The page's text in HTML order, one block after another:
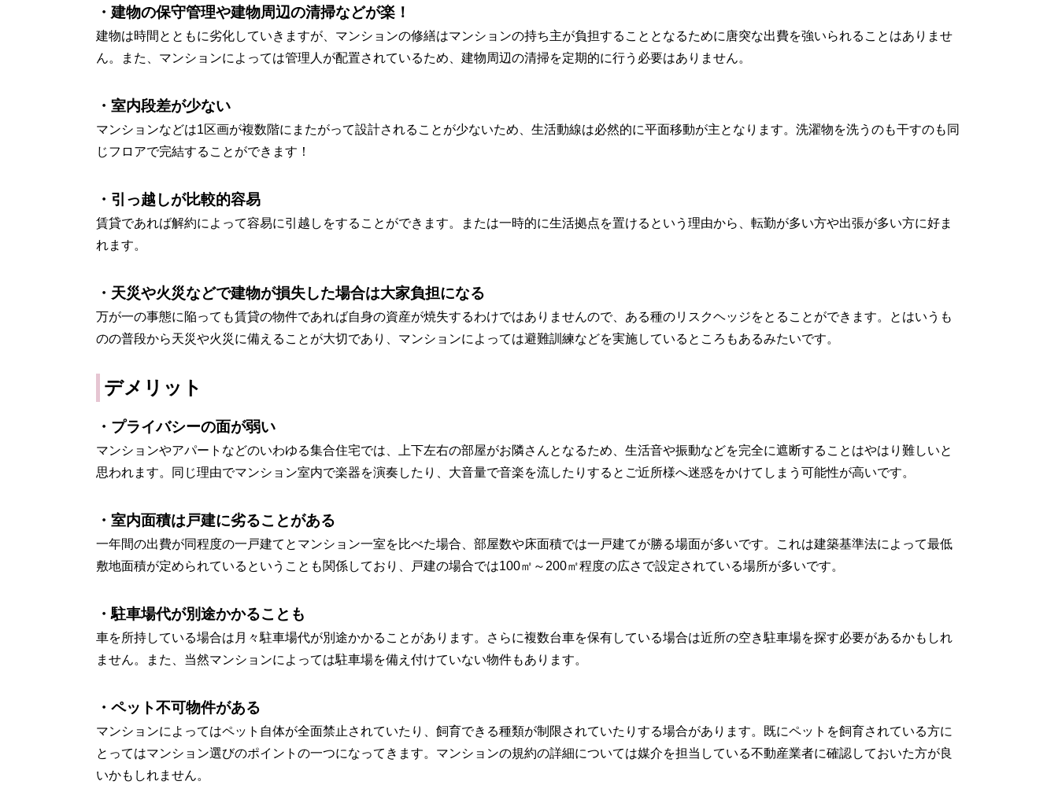
・建物の保守管理や建物周辺の清掃などが楽！
建物は時間とともに劣化していきますが、マンションの修繕はマンションの持ち主が負担することとなるために唐突な出費を強いられることはありませ
ん。また、マンションによっては管理人が配置されているため、建物周辺の清掃を定期的に行う必要はありません。
・室内段差が少ない
マンションなどは1区画が複数階にまたがって設計されることが少ないため、生活動線は必然的に平面移動が主となります。洗濯物を洗うのも干すのも同
じフロアで完結することができます！
・引っ越しが比較的容易
賃貸であれば解約によって容易に引越しをすることができます。または一時的に生活拠点を置けるという理由から、転勤が多い方や出張が多い方に好ま
れます。
・天災や火災などで建物が損失した場合は大家負担になる
万が一の事態に陥っても賃貸の物件であれば自身の資産が焼失するわけではありませんので、ある種のリスクヘッジをとることができます。とはいうも
のの普段から天災や火災に備えることが大切であり、マンションによっては避難訓練などを実施しているところもあるみたいです。
デメリット
・プライバシーの面が弱い
マンションやアパートなどのいわゆる集合住宅では、上下左右の部屋がお隣さんとなるため、生活音や振動などを完全に遮断することはやはり難しいと
思われます。同じ理由でマンション室内で楽器を演奏したり、大音量で音楽を流したりするとご近所様へ迷惑をかけてしまう可能性が高いです。
・室内面積は戸建に劣ることがある
一年間の出費が同程度の一戸建てとマンション一室を比べた場合、部屋数や床面積では一戸建てが勝る場面が多いです。これは建築基準法によって最低
敷地面積が定められているということも関係しており、戸建の場合では100㎡～200㎡程度の広さで設定されている場所が多いです。
・駐車場代が別途かかることも
車を所持している場合は月々駐車場代が別途かかることがあります。さらに複数台車を保有している場合は近所の空き駐車場を探す必要があるかもしれ
ません。また、当然マンションによっては駐車場を備え付けていない物件もあります。
・ペット不可物件がある
マンションによってはペット自体が全面禁止されていたり、飼育できる種類が制限されていたりする場合があります。既にペットを飼育されている方に
とってはマンション選びのポイントの一つになってきます。マンションの規約の詳細については媒介を担当している不動産業者に確認しておいた方が良
いかもしれません。